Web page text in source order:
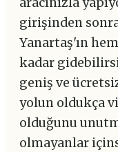
girişinden
Yanartaş'ın
kadar
geniş ve
yolun oldukça
olduğunu
olmayanlar